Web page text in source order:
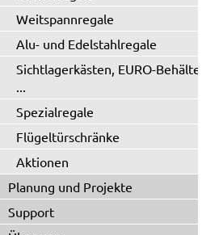
Weitspannregale
Alu- und Edelstahlregale
Sichtlagerkästen, EURO-Behälter
...
Spezialregale
Flügeltürschränke
Aktionen
Planung und Projekte
Support